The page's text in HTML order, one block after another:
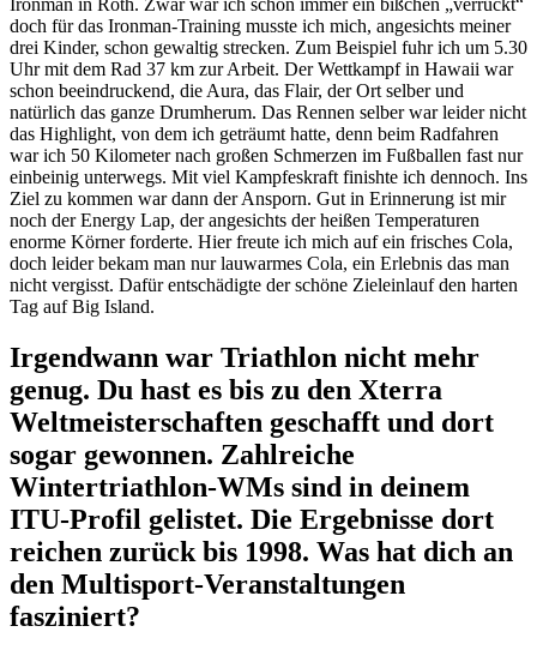
Ironman in Roth. Zwar war ich schon immer ein bißchen „verrückt“
doch für das Ironman-Training musste ich mich, angesichts meiner
drei Kinder, schon gewaltig strecken. Zum Beispiel fuhr ich um 5.30
Uhr mit dem Rad 37 km zur Arbeit. Der Wettkampf in Hawaii war
schon beeindruckend, die Aura, das Flair, der Ort selber und
natürlich das ganze Drumherum. Das Rennen selber war leider nicht
das Highlight, von dem ich geträumt hatte, denn beim Radfahren
war ich 50 Kilometer nach großen Schmerzen im Fußballen fast nur
einbeinig unterwegs. Mit viel Kampfeskraft finishte ich dennoch. Ins
Ziel zu kommen war dann der Ansporn. Gut in Erinnerung ist mir
noch der Energy Lap, der angesichts der heißen Temperaturen
enorme Körner forderte. Hier freute ich mich auf ein frisches Cola,
doch leider bekam man nur lauwarmes Cola, ein Erlebnis das man
nicht vergisst. Dafür entschädigte der schöne Zieleinlauf den harten
Tag auf Big Island.
Irgendwann war Triathlon nicht mehr
genug. Du hast es bis zu den Xterra
Weltmeisterschaften geschafft und dort
sogar gewonnen. Zahlreiche
Wintertriathlon-WMs sind in deinem
ITU-Profil gelistet. Die Ergebnisse dort
reichen zurück bis 1998. Was hat dich an
den Multisport-Veranstaltungen
fasziniert?